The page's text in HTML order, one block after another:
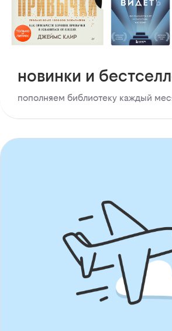
новинки и
пополняем библиотеку каждый